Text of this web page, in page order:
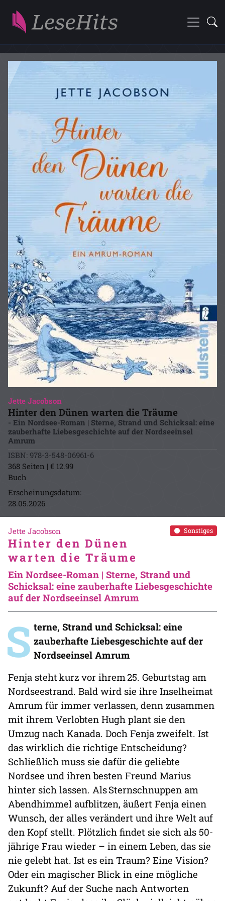
Jette Jacobson
Hinter den Dünen warten die Träume
- Ein Nordsee-Roman | Sterne, Strand und Schicksal: eine
zauberhafte Liebesgeschichte auf der Nordseeinsel
Amrum
ISBN: 978-3-548-06961-6
368 Seiten | € 12.99
Buch
Erscheinungsdatum:
28.05.2026
Sonstiges
Jette Jacobson
Hinter den Dünen
warten die Träume
Ein Nordsee-Roman | Sterne, Strand und
Schicksal: eine zauberhafte Liebesgeschichte
auf der Nordseeinsel Amrum
S terne, Strand und Schicksal: eine
zauberhafte Liebesgeschichte auf der
Nordseeinsel Amrum
Fenja steht kurz vor ihrem 25. Geburtstag am
Nordseestrand. Bald wird sie ihre Inselheimat
Amrum für immer verlassen, denn zusammen
mit ihrem Verlobten Hugh plant sie den
Umzug nach Kanada. Doch Fenja zweifelt. Ist
das wirklich die richtige Entscheidung?
Schließlich muss sie dafür die geliebte
Nordsee und ihren besten Freund Marius
hinter sich lassen. Als Sternschnuppen am
Abendhimmel aufblitzen, äußert Fenja einen
Wunsch, der alles verändert und ihre Welt auf
den Kopf stellt. Plötzlich findet sie sich als 50-
jährige Frau wieder – in einem Leben, das sie
nie gelebt hat. Ist es ein Traum? Eine Vision?
Oder ein magischer Blick in eine mögliche
Zukunft? Auf der Suche nach Antworten